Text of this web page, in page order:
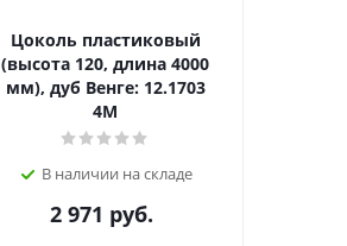
Цоколь пластиковый
(высота 120, длина 4000
мм), дуб Венге: 12.1703
4M
В наличии на складе
2 971 руб.